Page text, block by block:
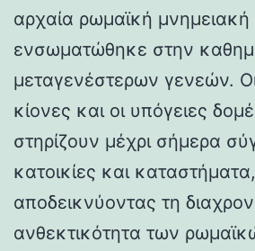
αρχαία ρωμαϊκή μνημειακή
ενσωματώθηκε στην
μεταγενέστερων γενεών.
κίονες και οι υπόγειες
στηρίζουν μέχρι σήμερα
κατοικίες και καταστήματα,
αποδεικνύοντας τη
ανθεκτικότητα των